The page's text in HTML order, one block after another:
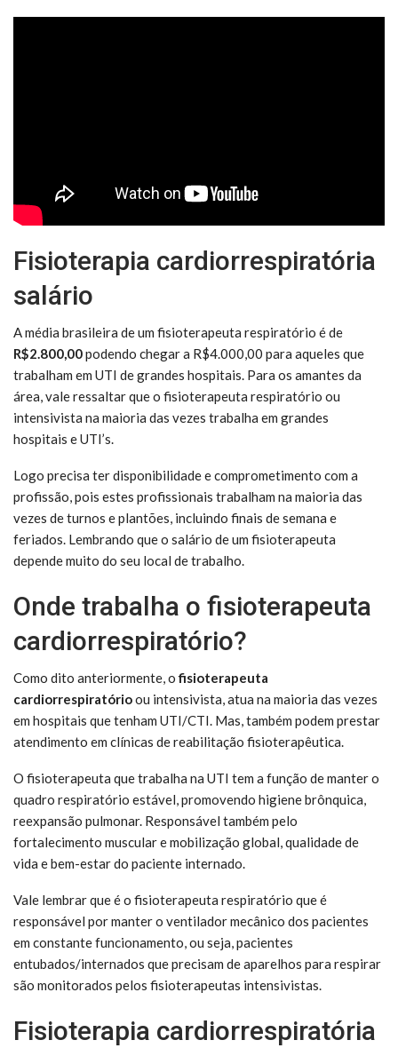
Fisioterapia cardiorrespiratória
salário
A média brasileira de um fisioterapeuta respiratório é de
R$2.800,00podendo chegar a R$4.000,00 para aqueles que
trabalham em UTI de grandes hospitais. Para os amantes da
área, vale ressaltar que o fisioterapeuta respiratório ou
intensivista na maioria das vezes trabalha em grandes
hospitais e UTI’s.
Logo precisa ter disponibilidade e comprometimento com a
profissão, pois estes profissionais trabalham na maioria das
vezes de turnos e plantões, incluindo finais de semana e
feriados. Lembrando que o salário de um fisioterapeuta
depende muito do seu local de trabalho.
Onde trabalha o fisioterapeuta
cardiorrespiratório?
Como dito anteriormente, ofisioterapeuta
cardiorrespiratórioou intensivista, atua na maioria das vezes
em hospitais que tenham UTI/CTI. Mas, também podem prestar
atendimento em clínicas de reabilitação fisioterapêutica.
O fisioterapeuta que trabalha na UTI tem a função de manter o
quadro respiratório estável, promovendo higiene brônquica,
reexpansão pulmonar. Responsável também pelo
fortalecimento muscular e mobilização global, qualidade de
vida e bem-estar do paciente internado.
Vale lembrar que é o fisioterapeuta respiratório que é
responsável por manter o ventilador mecânico dos pacientes
em constante funcionamento, ou seja, pacientes
entubados/internados que precisam de aparelhos para respirar
são monitorados pelos fisioterapeutas intensivistas.
Fisioterapia cardiorrespiratória